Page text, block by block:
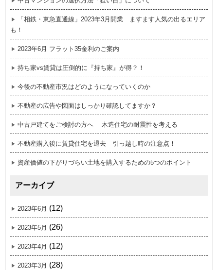
「相鉄・東急直通線」2023年3月開業 ますます人気の出るエリア
も！
2023年6月 フラット35金利のご案内
持ち家vs賃貸は圧倒的に『持ち家』が得？！
今後の不動産市況はどのようになっていくのか
不動産の広告や図面はしっかり確認してますか？
中古戸建てをご検討の方へ 木造住宅の耐震性を考える
不動産購入後に賃貸住宅を退去 引っ越し時の注意点！
資産価値の下がりづらい土地を購入するための5つのポイント
アーカイブ
2023年6月 (12)
2023年5月 (26)
2023年4月 (12)
2023年3月 (28)